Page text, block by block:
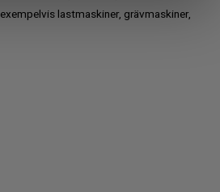
lastmaskiner, grävmaskiner,